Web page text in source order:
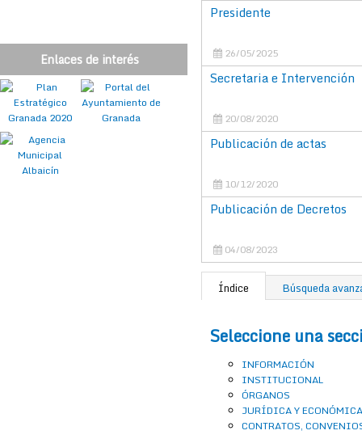
Enlaces de interés
Presidente
26/05/2025
Secretaria e Intervención
20/08/2020
Publicación de actas
10/12/2020
Publicación de Decretos
04/08/2023
Índice Búsqueda
Seleccione una
INFORMACIÓN
INSTITUCIONAL
ÓRGANOS
JURÍDICA Y ECONÓMICA
CONTRATOS,